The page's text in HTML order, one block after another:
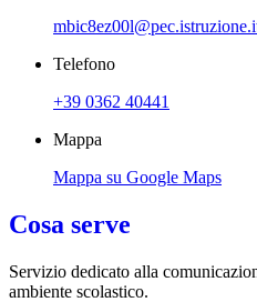
Telefono
+39 0362 40441
Mappa
Mappa su Google Maps
Cosa serve
Servizio dedicato alla
ambiente scolastico.